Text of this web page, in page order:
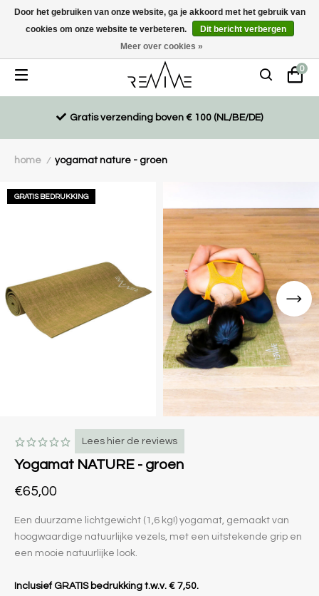
Duurzaam, eco-vriendelijk en ethisch gemaakte producten
0
Gratis verzending boven € 100 (NL/BE/DE)
home / yogamat nature - groen
GRATIS BEDRUKKING
Lees hier de reviews
Yogamat NATURE - groen
€65,00
Een duurzame lichtgewicht (1,6 kg!) yogamat, gemaakt van
hoogwaardige natuurlijke vezels, met een uitstekende grip en
een mooie natuurlijke look.
Inclusief GRATIS bedrukking t.w.v. € 7,50.
Door het gebruiken van onze website, ga je akkoord met het gebruik van
cookies om onze website te verbeteren.
Dit bericht verbergen
Meer over cookies »